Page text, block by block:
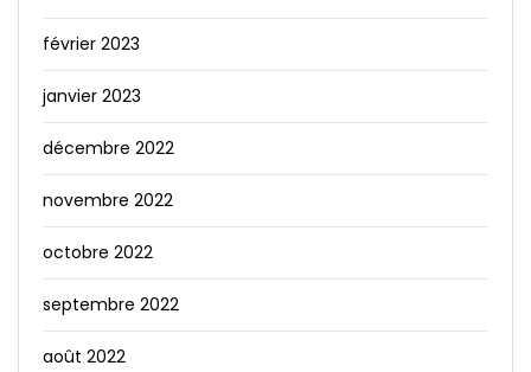
février 2023
janvier 2023
décembre 2022
novembre 2022
octobre 2022
septembre 2022
août 2022